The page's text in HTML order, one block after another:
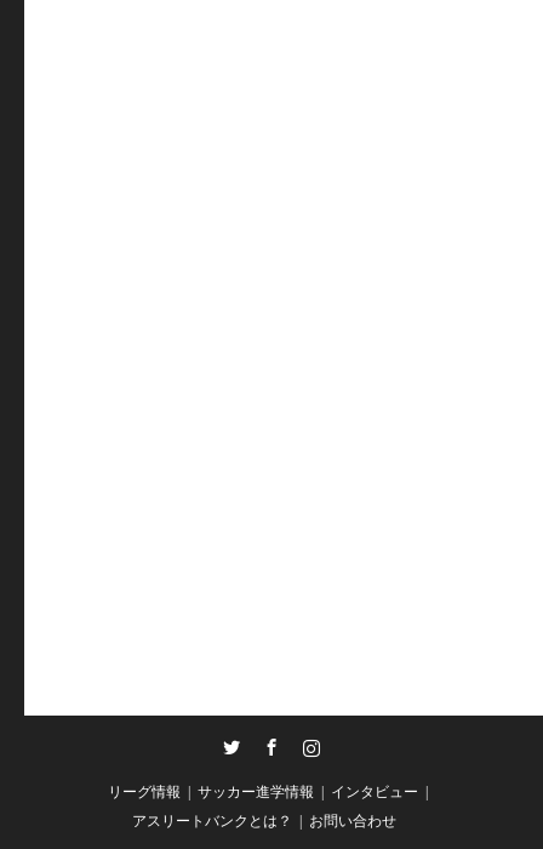
リーグ情報 サッカー進学情報
インタビュー
アスリートバンクとは？
お問い合わせ